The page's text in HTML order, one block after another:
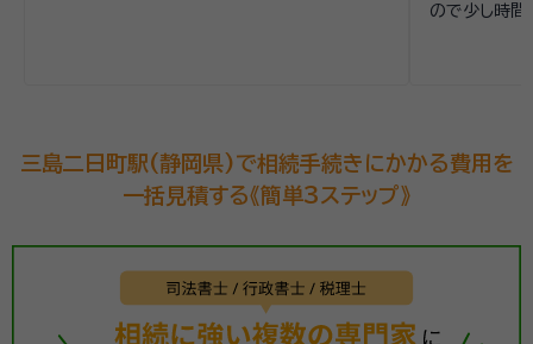
ので少し時間
三島二日町駅(静岡県)で相続手続きにかかる費用を
一括見積する《簡単3ステップ》